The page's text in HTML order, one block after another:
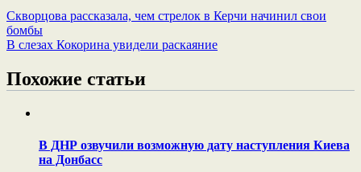
Скворцова рассказала, чем стрелок в Керчи начинил свои
бомбы
В слезах Кокорина увидели раскаяние
Похожие статьи
В ДНР озвучили возможную дату наступления Киева
на Донбасс